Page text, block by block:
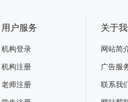
用户服务
机构登录
机构注册
老师注册
关于
网站简
广告服
联系我